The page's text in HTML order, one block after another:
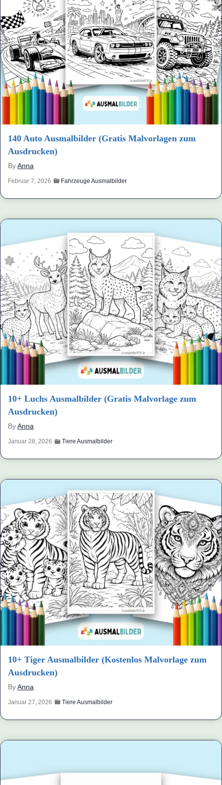
140 Auto Ausmalbilder (Gratis Malvorlagen zum
Ausdrucken)
ByAnna
Februar 7, 2026 Fahrzeuge Ausmalbilder
10+ Luchs Ausmalbilder (Gratis Malvorlage zum
Ausdrucken)
ByAnna
Januar 28, 2026 Tiere Ausmalbilder
10+ Tiger Ausmalbilder (Kostenlos Malvorlage zum
Ausdrucken)
ByAnna
Januar 27, 2026 Tiere Ausmalbilder